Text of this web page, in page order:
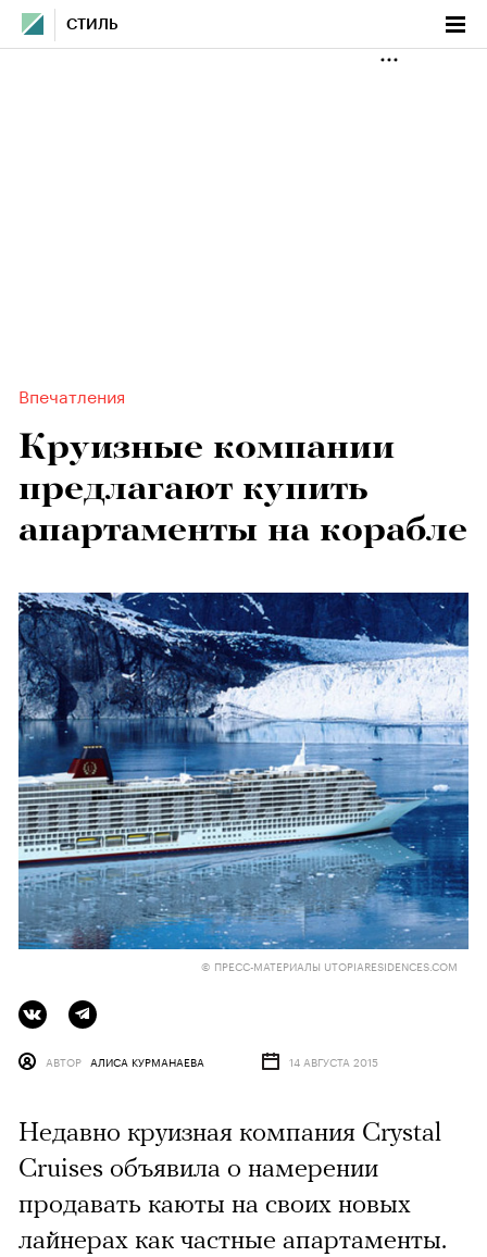
СТИЛЬ
Впечатления
Круизные компании
предлагают купить
апартаменты на корабле
© ПРЕСС-МАТЕРИАЛЫ UTOPIARESIDENCES.COM
АВТОР АЛИСА КУРМАНАЕВА 14 АВГУСТА 2015
Недавно круизная компания Crystal
Cruises объявила о намерении
продавать каюты на своих новых
лайнерах как частные апартаменты.